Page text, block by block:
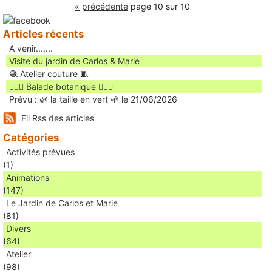
« précédente page 10 sur 10
Articles récents
A venir.......
Visite du jardin de Carlos & Marie
🧶 Atelier couture 🧵
🚶🏻‍♀️ Balade botanique 🚶🏻‍♂️
Prévu : 🌿 la taille en vert 🌱 le 21/06/2026
Fil Rss des articles
Catégories
Activités prévues
(1)
Animations
(147)
Le Jardin de Carlos et Marie
(81)
Divers
(64)
Atelier
(98)